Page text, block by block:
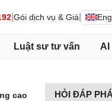
Gói dịch vụ & Giá
Luật sư tư vấn AI
cao
HỎI ĐÁP